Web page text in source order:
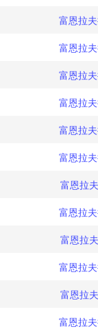
富恩拉
富恩拉
富恩拉
富恩拉
富恩拉
富恩拉
富恩拉
富恩拉
富恩拉
富恩拉
富恩拉
富恩拉